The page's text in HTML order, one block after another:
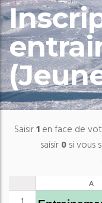
Saisir1en face de
saisir0si vous